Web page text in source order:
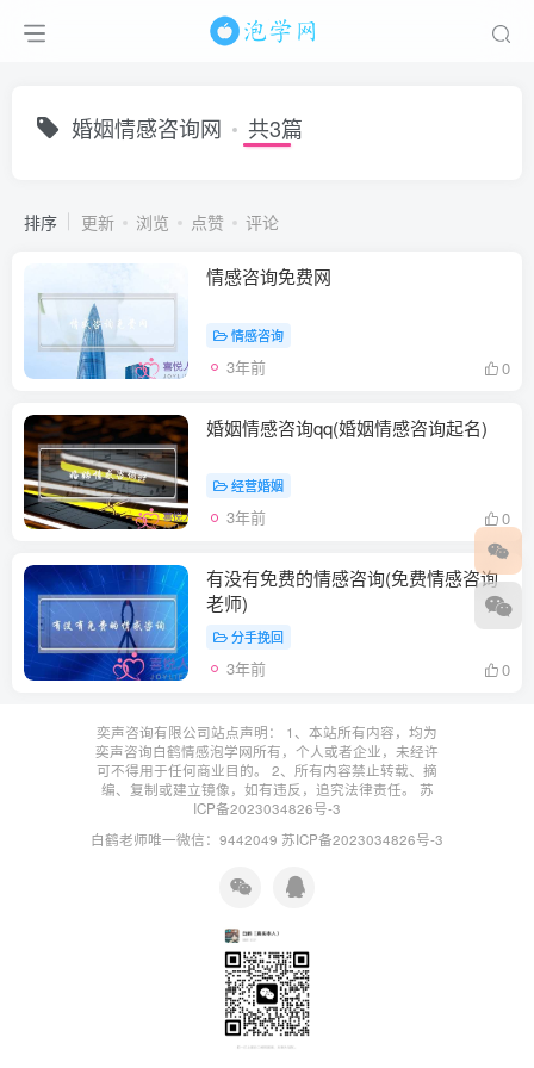
婚姻情感咨询网 共3篇
排序 更新 浏览 点赞 评论
情感咨询免费网
情感咨询
3年前 0
婚姻情感咨询qq(婚姻情感咨询起名)
经营婚姻
3年前 0
有没有免费的情感咨询(免费情感咨询
老师)
分手挽回
3年前 0
奕声咨询有限公司站点声明： 1、本站所有内容，均为
奕声咨询白鹤情感泡学网所有，个人或者企业，未经许
可不得用于任何商业目的。 2、所有内容禁止转载、摘
编、复制或建立镜像，如有违反，追究法律责任。 苏
ICP备2023034826号-3
白鹤老师唯一微信：9442049 苏ICP备2023034826号-3